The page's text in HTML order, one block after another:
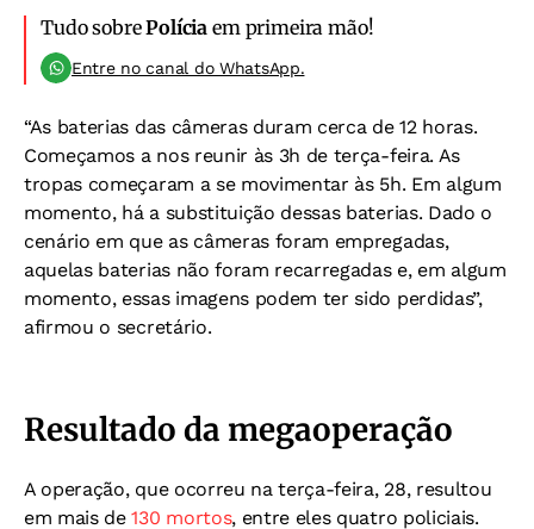
Tudo sobrePolícia em primeira mão!
Entre no canal do WhatsApp.
“As baterias das câmeras duram cerca de 12 horas.
Começamos a nos reunir às 3h de terça-feira. As
tropas começaram a se movimentar às 5h. Em algum
momento, há a substituição dessas baterias. Dado o
cenário em que as câmeras foram empregadas,
aquelas baterias não foram recarregadas e, em algum
momento, essas imagens podem ter sido perdidas”,
afirmou o secretário.
Resultado da megaoperação
A operação, que ocorreu na terça-feira, 28, resultou
em mais de130 mortos, entre eles quatro policiais.